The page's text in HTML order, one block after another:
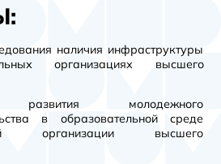
наличия инфраструктуры
организациях высшего
развития молодежного
в образовательной среде
организации высшего